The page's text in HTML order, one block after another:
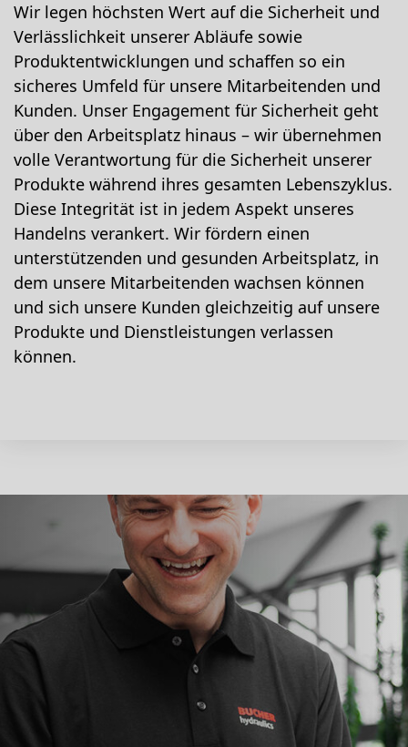
Wir legen höchsten Wert auf die Sicherheit und
Verlässlichkeit unserer Abläufe sowie
Produktentwicklungen und schaffen so ein
sicheres Umfeld für unsere Mitarbeitenden und
Kunden. Unser Engagement für Sicherheit geht
über den Arbeitsplatz hinaus – wir übernehmen
volle Verantwortung für die Sicherheit unserer
Produkte während ihres gesamten Lebenszyklus.
Diese Integrität ist in jedem Aspekt unseres
Handelns verankert. Wir fördern einen
unterstützenden und gesunden Arbeitsplatz, in
dem unsere Mitarbeitenden wachsen können
und sich unsere Kunden gleichzeitig auf unsere
Produkte und Dienstleistungen verlassen
können.